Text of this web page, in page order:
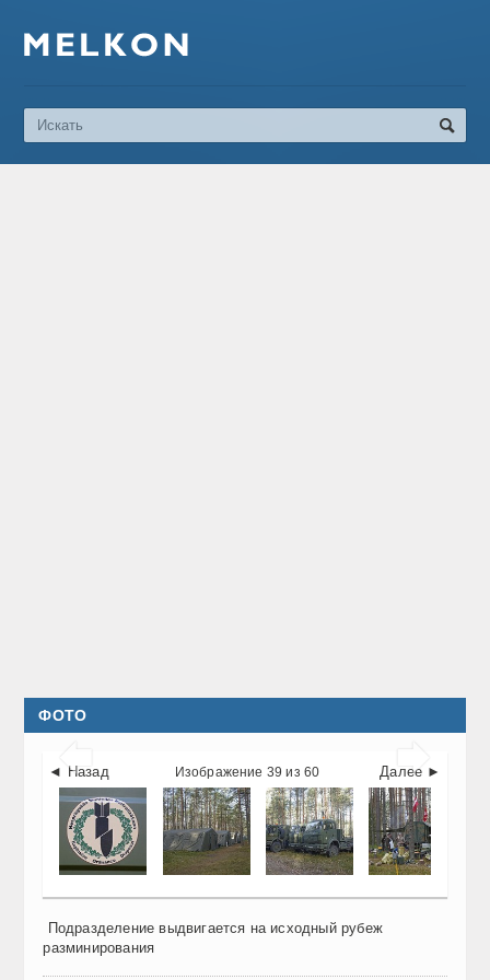
ФОТО
 
◄ Назад Далее ►
Изображение 39 из 60
Подразделение выдвигается на исходный рубеж
разминирования